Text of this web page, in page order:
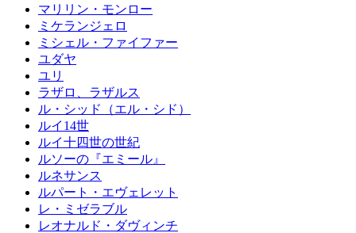
マリリン・モンロー
ミケランジェロ
ミシェル・ファイファー
ユダヤ
ユリ
ラザロ、ラザルス
ル・シッド（エル・シド）
ルイ14世
ルイ十四世の世紀
ルソーの『エミール』
ルネサンス
ルパート・エヴェレット
レ・ミゼラブル
レオナルド・ダヴィンチ